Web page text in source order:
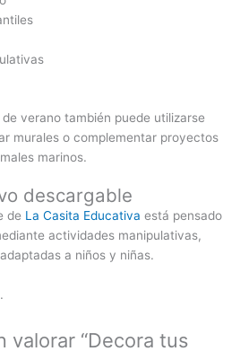
verano también puede utilizarse
murales o complementar proyectos
marinos.
descargable
de La Casita Educativa está pensado
actividades manipulativas,
a niños y niñas.
valorar “Decora tus